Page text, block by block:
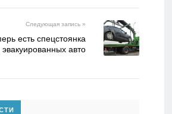
Следующая запись »
есть спецстоянка
эвакуированных авто